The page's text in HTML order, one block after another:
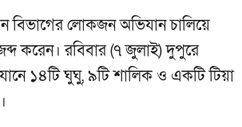
বিভাগের লোকজন অভিযান চালিয়ে
করেন। রবিবার (৭ জুলাই) দুপুরে
১৪টি ঘুঘু, ৯টি শালিক ও একটি টিয়া